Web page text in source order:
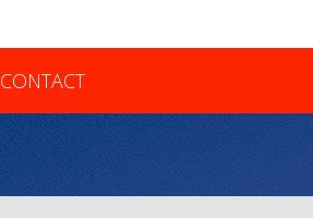
CONTACT